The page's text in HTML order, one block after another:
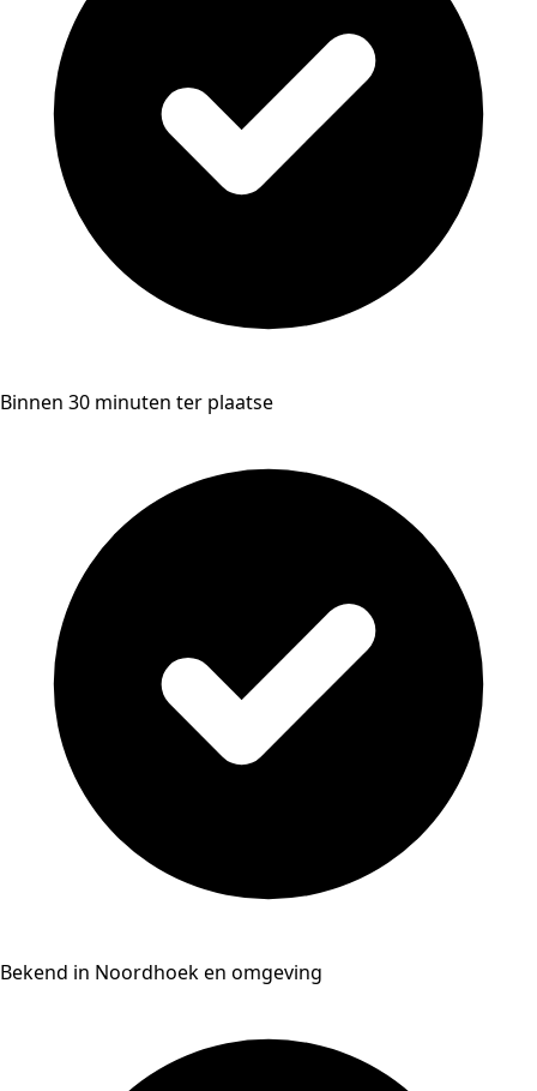
Binnen 30 minuten ter plaatse
Bekend in Noordhoek en omgeving